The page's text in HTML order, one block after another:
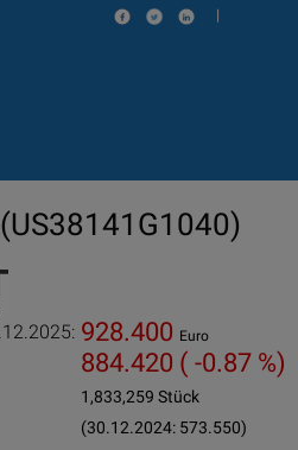
|
(US38141G1040)
928.400 Euro
884.420 ( -0.87 %)
1,833,259 Stück
(30.12.2024: 573.550)